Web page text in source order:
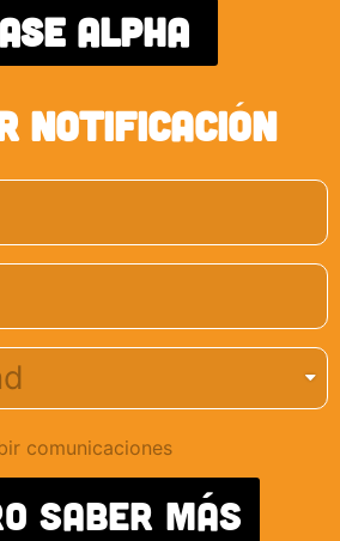
Alpha
NOTIFICACIÓN
comunicaciones
SABER Más